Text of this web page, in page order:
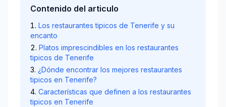
Contenido del articulo
Los restaurantes tipicos de Tenerife y su
encanto
Platos imprescindibles en los restaurantes
tipicos de Tenerife
¿Dónde encontrar los mejores restaurantes
tipicos en Tenerife?
Características que definen a los restaurantes
tipicos en Tenerife